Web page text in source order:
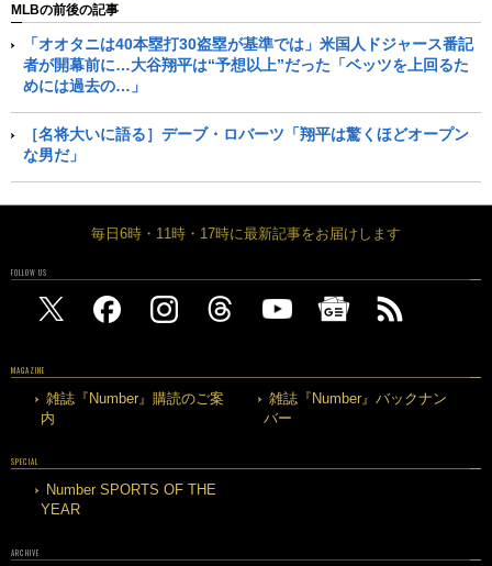
MLBの前後の記事
「オオタニは40本塁打30盗塁が基準では」米国人ドジャース番記
者が開幕前に…大谷翔平は“予想以上”だった「ベッツを上回るた
めには過去の…」
［名将大いに語る］デーブ・ロバーツ「翔平は驚くほどオープン
な男だ」
毎日6時・11時・17時に最新記事をお届けします
FOLLOW US
MAGAZINE
雑誌『Number』購読のご案
内
雑誌『Number』バックナン
バー
SPECIAL
Number SPORTS OF THE
YEAR
ARCHIVE